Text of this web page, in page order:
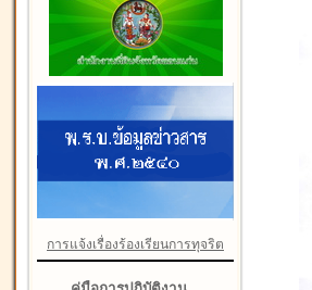
การแจ้งเรื่องร้องเรียนการทุจริต